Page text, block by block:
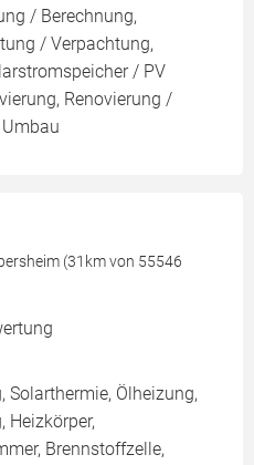
/ Berechnung,
/ Verpachtung,
/ PV
Renovierung /
(31km von 55546
Solarthermie, Ölheizung,
Heizkörper,
Brennstoffzelle,